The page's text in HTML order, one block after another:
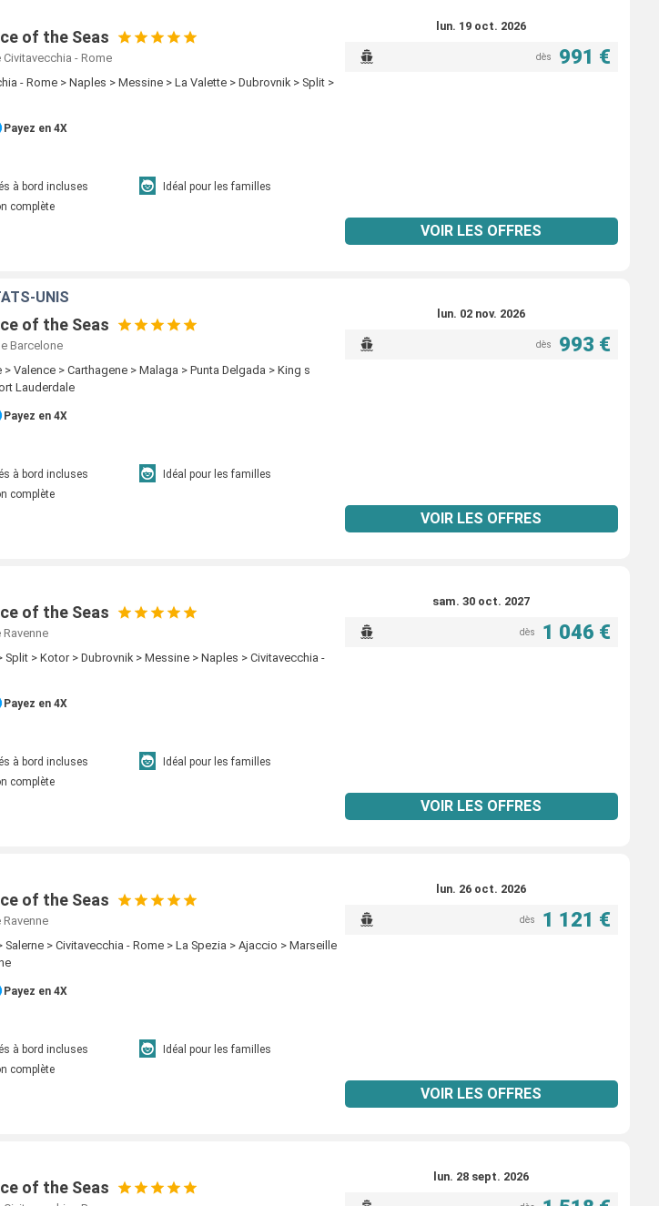
of the Seas
Civitavecchia - Rome
- Rome > Naples > Messine > La Valette > Dubrovnik > Split >
Payez en 4X
à bord incluses
Idéal pour les familles
complète
lun. 19 oct. 2026
dès 991 €
VOIR LES OFFRES
UNIS
of the Seas
Barcelone
> Valence > Carthagene > Malaga > Punta Delgada > King s
Lauderdale
Payez en 4X
à bord incluses
Idéal pour les familles
complète
lun. 02 nov. 2026
dès 993 €
VOIR LES OFFRES
of the Seas
Ravenne
Split > Kotor > Dubrovnik > Messine > Naples > Civitavecchia -
Payez en 4X
à bord incluses
Idéal pour les familles
complète
sam. 30 oct. 2027
dès 1 046 €
VOIR LES OFFRES
of the Seas
Ravenne
Salerne > Civitavecchia - Rome > La Spezia > Ajaccio > Marseille
Payez en 4X
à bord incluses
Idéal pour les familles
complète
lun. 26 oct. 2026
dès 1 121 €
VOIR LES OFFRES
of the Seas
lun. 28 sept. 2026